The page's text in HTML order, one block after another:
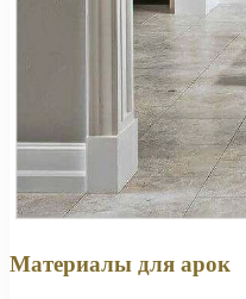
Материалы для арок